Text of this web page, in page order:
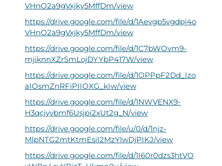
VHnO2a9gVxjky5MffDm/view
https://drive.google.com/file/d/1Aevgp5vgdpj4o
VHnO2a9gVxjky5MffDm/view
https://drive.google.com/file/d/1C7bWOvm9-
mjiknnXZrSmLojDYYbP417W/view
https://drive.google.com/file/d/1OPPpF2Dd_Izo
aIOsmZnRFiPIIOXG_kIw/view
https://drive.google.com/file/d/1NWVENX9-
H3qcjyvbmf6Usjpi2xUt2g_N/view
https://drive.google.com/file/u/0/d/1njz-
MlpNTG2mtKtmEsiI2MzYlwDjPIKJ/view
https://drive.google.com/file/d/1I60r0dzs3htVO